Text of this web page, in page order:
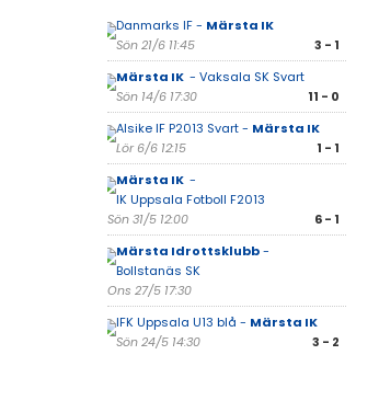
Danmarks IF - Märsta IK
Sön 21/6 11:45
3 - 1
Märsta IK - Vaksala SK Svart
Sön 14/6 17:30
11 - 0
Alsike IF P2013 Svart - Märsta IK
Lör 6/6 12:15
1 - 1
Märsta IK -
IK Uppsala Fotboll F2013
Sön 31/5 12:00
6 - 1
Märsta Idrottsklubb-
Bollstanäs SK
Ons 27/5 17:30
IFK Uppsala U13 blå - Märsta IK
Sön 24/5 14:30
3 - 2